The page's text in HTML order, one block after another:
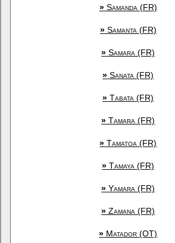
»Samanda (FR)
»Samanta (FR)
» Samara (FR)
» Sanata (FR)
» Tabata (FR)
» Tamara (FR)
» Tamatoa (FR)
» Tamaya (FR)
» Yamara (FR)
» Zamana (FR)
» Matador (OT)